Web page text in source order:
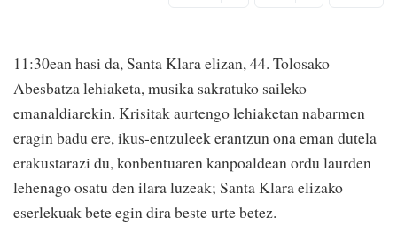
11:30ean hasi da, Santa Klara elizan, 44. Tolosako
Abesbatza lehiaketa, musika sakratuko saileko
emanaldiarekin. Krisitak aurtengo lehiaketan nabarmen
eragin badu ere, ikus-entzuleek erantzun ona eman dutela
erakustarazi du, konbentuaren kanpoaldean ordu laurden
lehenago osatu den ilara luzeak; Santa Klara elizako
eserlekuak bete egin dira beste urte betez.